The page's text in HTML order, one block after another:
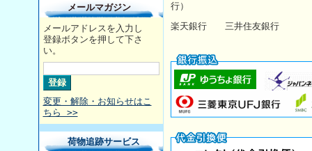
メールマガジン
メールアドレスを入力し
登録ボタンを押して下さ
い。
変更・解除・お知らせはこ
ちら >>
荷物追跡サービス
行）
楽天銀行 三井住友銀行 【